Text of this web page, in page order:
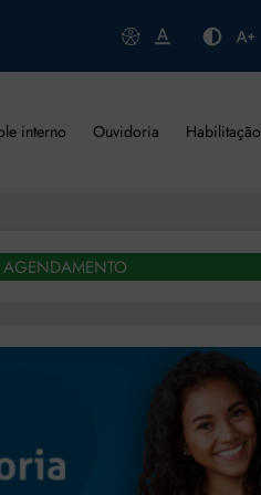
interno Ouvidoria Habilitação
AGENDAMENTO